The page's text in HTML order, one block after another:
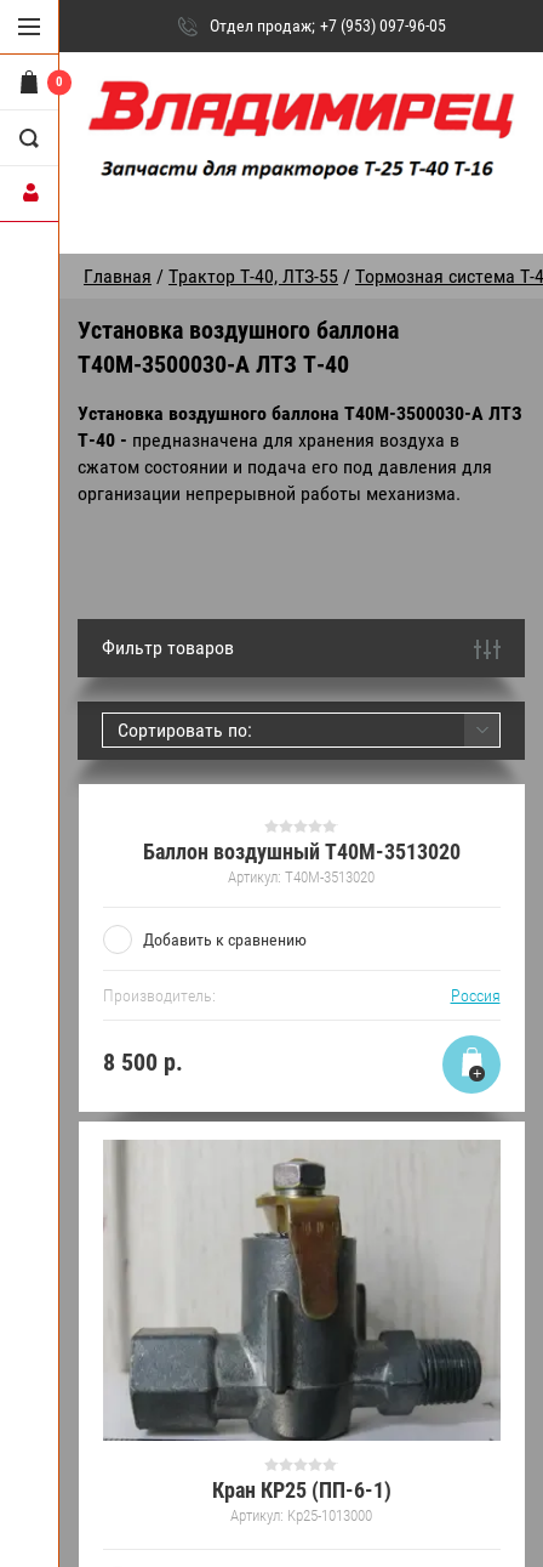
0
Отдел продаж +7 (953) 097-96-05
Главная / Трактор Т-40, ЛТЗ-55 / Тормозная система Т-
Установка воздушного баллона
Т40М-3500030-А ЛТЗ Т-40
Установка воздушного баллона Т40М-3500030-А ЛТЗ
Т-40 - предназначена для хранения воздуха в
сжатом состоянии и подача его под давления для
организации непрерывной работы механизма.
Фильтр товаров
Сортировать по:
Баллон воздушный Т40М-3513020
Артикул: Т40М-3513020
Добавить к сравнению
Производитель: Россия
8 500р.
Кран КР25 (ПП-6-1)
Артикул: Kр25-1013000